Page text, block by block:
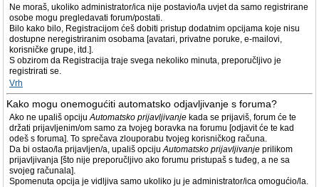
Ne moraš, ukoliko administrator/ica nije postavio/la uvjet da samo registrirane
osobe mogu pregledavati forum/postati.
Bilo kako bilo, Registracijom ćeš dobiti pristup dodatnim opcijama koje nisu
dostupne neregistriranim osobama [avatari, privatne poruke, e-mailovi,
korisničke grupe, itd.].
S obzirom da Registracija traje svega nekoliko minuta, preporučljivo je
registrirati se.
Vrh
Kako mogu onemogućiti automatsko odjavljivanje s foruma?
Ako ne upališ opcijuAutomatsko prijavljivanje kada se prijaviš, forum će te
držati prijavljenim/om samo za tvojeg boravka na forumu [odjavit će te kad
odeš s foruma]. To sprečava zlouporabu tvojeg korisničkog računa.
Da bi ostao/la prijavljen/a, upališ opcijuAutomatsko prijavljivanje prilikom
prijavljivanja [što nije preporučljivo ako forumu pristupaš s tuđeg, a ne sa
svojeg računala].
Spomenuta opcija je vidljiva samo ukoliko ju je administrator/ica omogućio/la.